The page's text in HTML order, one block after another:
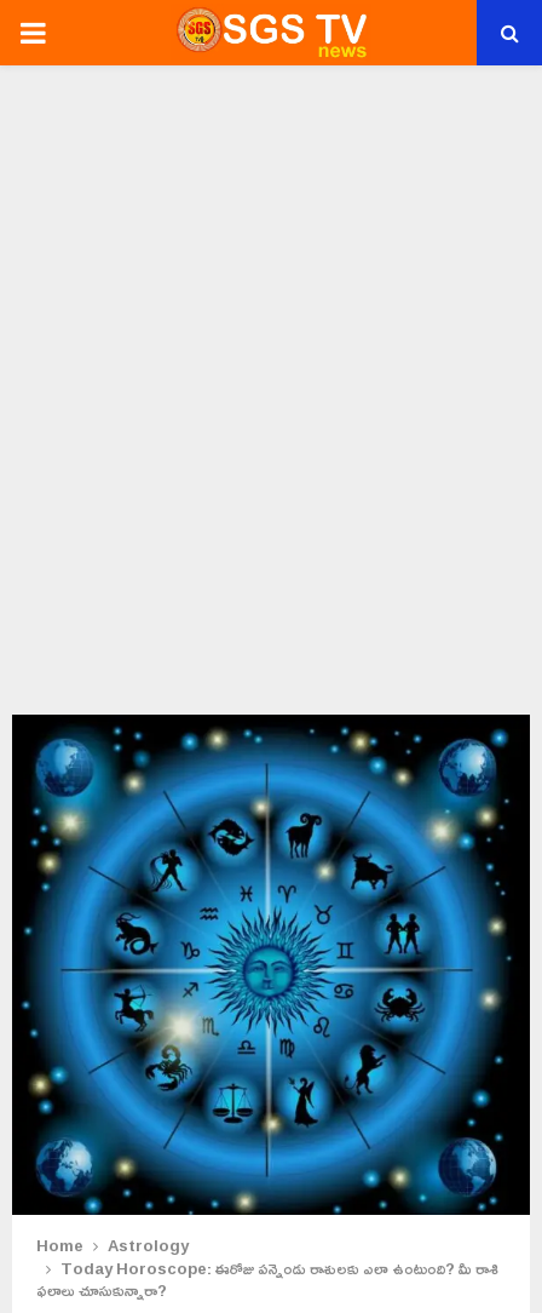
PRIMARY
Home Astrology
Today Horoscope: ఈరోజు పన్నెండు రాశులకు ఎలా ఉంటుంది? మీ రాశి
ఫలాలు చూసుకున్నారా?